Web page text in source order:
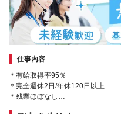
仕事内容
＊有給取得率95％
＊完全週休2日/年休120日以上
＊残業ほぼなし